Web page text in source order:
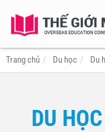
Trang chủ
Du học Du
DU